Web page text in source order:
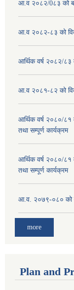
आ.व २०८२/0८३ को
आ.व २०८२-८३ को
आर्थिक वर्ष २०८२/८३
आ.व २०८१-८२ को
आर्थिक वर्ष २०८०/८१
तथा सम्पूर्ण कार्यक्रम
आर्थिक वर्ष २०८०/८१
तथा सम्पूर्ण कार्यक्रम
आ.व. २०७९-०८० को
more
Plan and